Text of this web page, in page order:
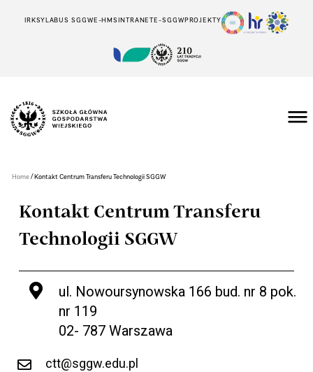
IRKSYLABUS SGGWE-HMSINTRANETE-SGGWPROJEKTY
Home/Kontakt Centrum Transferu Technologii SGGW
Kontakt Centrum Transferu
Technologii SGGW
ul. Nowoursynowska 166 bud. nr 8 pok.
nr 119
02- 787 Warszawa
ctt@sggw.edu.pl